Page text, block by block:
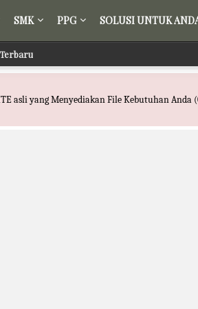
SMK PPG SOLUSI UNTUK
asli yang Menyediakan File Kebutuhan Anda